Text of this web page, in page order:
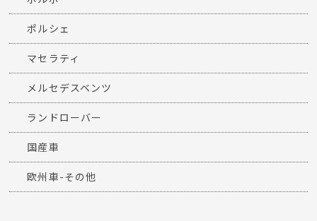
ポルシェ
マセラティ
メルセデスベンツ
ランドローバー
国産車
欧州車-その他